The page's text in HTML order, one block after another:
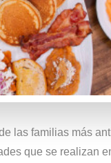
las familias más
que se realizan